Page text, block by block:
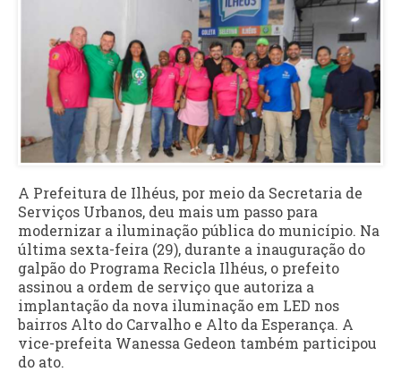
A Prefeitura de Ilhéus, por meio da Secretaria de
Serviços Urbanos, deu mais um passo para
modernizar a iluminação pública do município. Na
última sexta-feira (29), durante a inauguração do
galpão do Programa Recicla Ilhéus, o prefeito
assinou a ordem de serviço que autoriza a
implantação da nova iluminação em LED nos
bairros Alto do Carvalho e Alto da Esperança. A
vice-prefeita Wanessa Gedeon também participou
do ato.